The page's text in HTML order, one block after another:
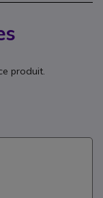
produit.